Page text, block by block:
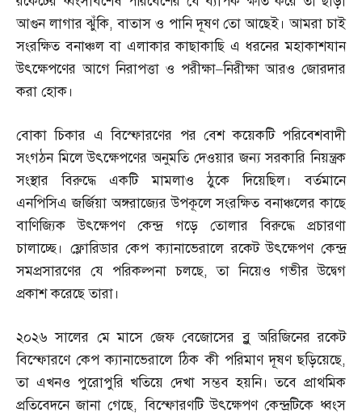
আগুন লাগার ঝুঁকি,বাতাস ও পানি দূষণ তো আছেই। আমরা চাই
সংরক্ষিত বনাঞ্চল বা এলাকার কাছাকাছি এ ধরনের মহাকাশযান
উৎক্ষেপণের আগে নিরাপত্তা ও পরীক্ষা–নিরীক্ষা আরও জোরদার
করা হোক।
বোকা চিকার এ বিস্ফোরণের পর বেশ কয়েকটি পরিবেশবাদী
সংগঠন মিলে উৎক্ষেপণের অনুমতি দেওয়ার জন্য সরকারি নিয়ন্ত্রক
সংস্থার বিরুদ্ধে একটি মামলাও ঠুকে দিয়েছিল। বর্তমানে
এনপিসিএ জর্জিয়া অঙ্গরাজ্যের উপকূলে সংরক্ষিত বনাঞ্চলের কাছে
বাণিজ্যিক উৎক্ষেপণ কেন্দ্র গড়ে তোলার বিরুদ্ধে প্রচারণা
চালাচ্ছে। ফ্লোরিডার কেপ ক্যানাভেরালে রকেট উৎক্ষেপণ কেন্দ্র
সমপ্রসারণের যে পরিকল্পনা চলছে,তা নিয়েও গভীর উদ্বেগ
প্রকাশ করেছে তারা।
২০২৬ সালের মে মাসে জেফ বেজোসের ব্লু অরিজিনের রকেট
বিস্ফোরণে কেপ ক্যানাভেরালে ঠিক কী পরিমাণ দূষণ ছড়িয়েছে,
তা এখনও পুরোপুরি খতিয়ে দেখা সম্ভব হয়নি। তবে প্রাথমিক
প্রতিবেদনে জানা গেছে,বিস্ফোরণটি উৎক্ষেপণ কেন্দ্রটিকে ধ্বংস